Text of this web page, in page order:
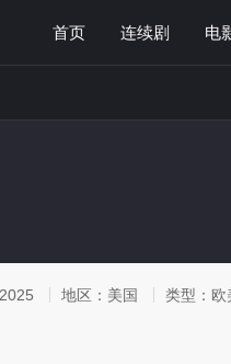
首页 连续剧 电
2025 地区： 美国 类型： 欧